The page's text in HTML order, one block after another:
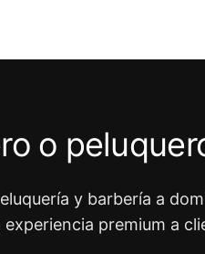
o
y barbería a
premium a